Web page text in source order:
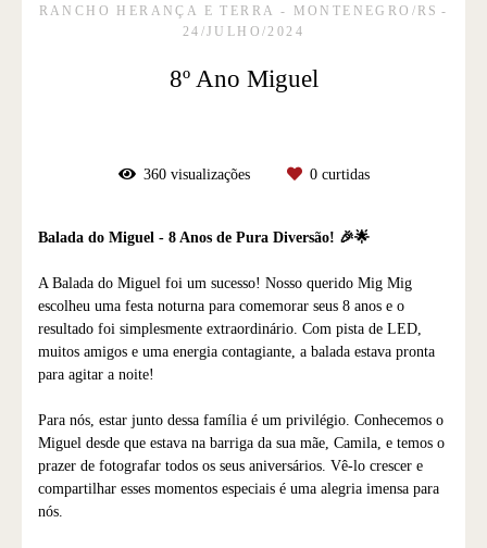
RANCHO HERANÇA E TERRA - MONTENEGRO/RS
24/JULHO/2024
8º Ano Miguel
360visualizações 0curtidas
Balada do Miguel - 8 Anos de Pura Diversão! 🎉🌟
A Balada do Miguel foi um sucesso! Nosso querido Mig Mig
escolheu uma festa noturna para comemorar seus 8 anos e o
resultado foi simplesmente extraordinário. Com pista de LED,
muitos amigos e uma energia contagiante, a balada estava pronta
para agitar a noite!
Para nós, estar junto dessa família é um privilégio. Conhecemos o
Miguel desde que estava na barriga da sua mãe, Camila, e temos o
prazer de fotografar todos os seus aniversários. Vê-lo crescer e
compartilhar esses momentos especiais é uma alegria imensa para
nós.